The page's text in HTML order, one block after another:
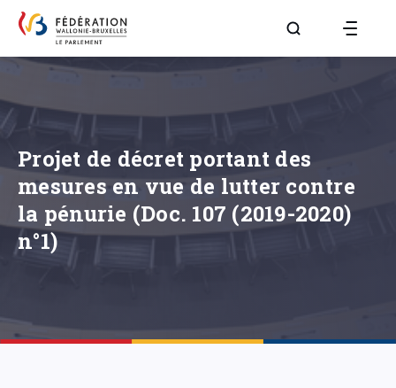
Aller à la page
Projet de décret portant des
mesures en vue de lutter contre
la pénurie (Doc. 107 (2019-2020)
n°1)